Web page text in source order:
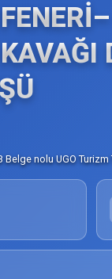
Belge nolu UGO